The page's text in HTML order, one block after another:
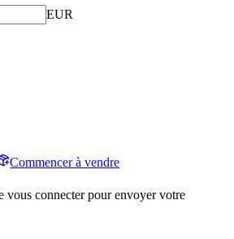
EUR
Commencer à vendre
vous connecter pour envoyer votre